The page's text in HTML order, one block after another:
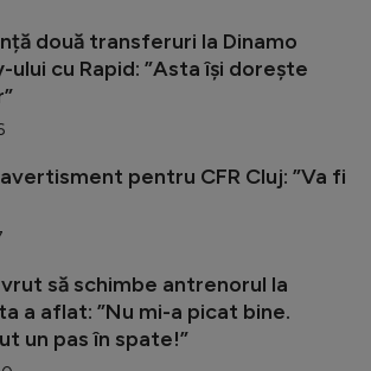
două transferuri la Dinamo
cu Rapid: ”Asta își dorește
pentru CFR Cluj: ”Va fi
să schimbe antrenorul la
a aflat: ”Nu mi-a picat bine.
un pas în spate!”